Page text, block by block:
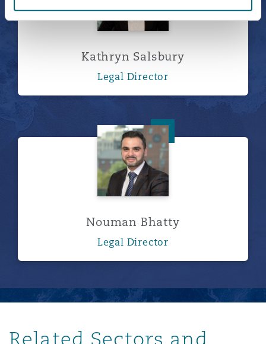
Kathryn Salsbury
Legal Director
Nouman Bhatty
Nouman Bhatty
Legal Director
Related Sectors and